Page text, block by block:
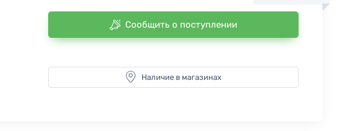
Сообщить о поступлении
Наличие в магазинах